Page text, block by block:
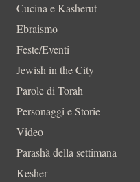
Cucina e Kasherut
Ebraismo
Feste/Eventi
Jewish in the City
Parole di Torah
Personaggi e Storie
Video
Parashà della settimana
Kesher